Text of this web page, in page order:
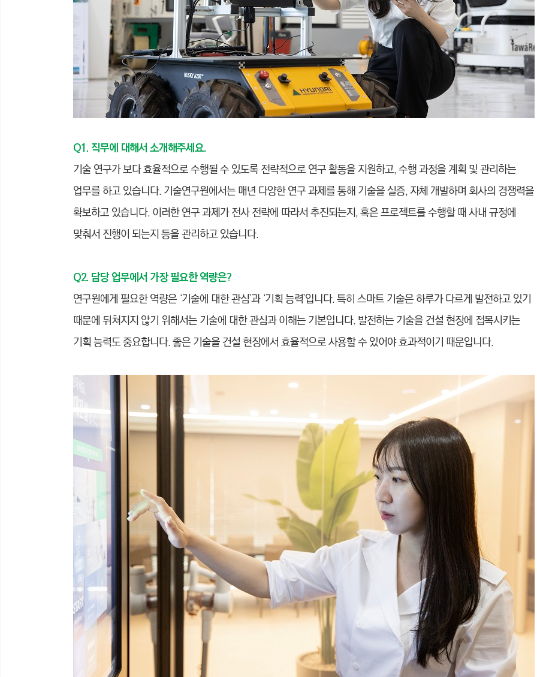
Q1. 직무에 대해서 소개해주세요.
기술 연구가 보다 효율적으로 수행될 수 있도록 전략적으로 연구 활동을 지원하고, 수행 과정을 계획 및 관리하는
업무를 하고 있습니다. 기술연구원에서는 매년 다양한 연구 과제를 통해 기술을 실증, 자체 개발하며 회사의 경쟁력을
확보하고 있습니다. 이러한 연구 과제가 전사 전략에 따라서 추진되는지, 혹은 프로젝트를 수행할 때 사내 규정에
맞춰서 진행이 되는지 등을 관리하고 있습니다.
Q2. 담당 업무에서 가장 필요한 역량은?
연구원에게 필요한 역량은 ‘기술에 대한 관심’과 ‘기획 능력’입니다. 특히 스마트 기술은 하루가 다르게 발전하고 있기
때문에 뒤쳐지지 않기 위해서는 기술에 대한 관심과 이해는 기본입니다. 발전하는 기술을 건설 현장에 접목시키는
기획 능력도 중요합니다. 좋은 기술을 건설 현장에서 효율적으로 사용할 수 있어야 효과적이기 때문입니다.